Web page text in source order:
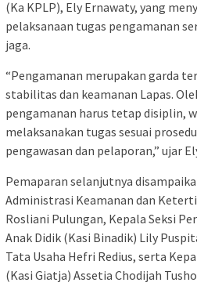
(Ka KPLP), Ely Ernawaty, yang
pelaksanaan tugas pengamanan
jaga.
“Pengamanan merupakan garda
stabilitas dan keamanan Lapas.
pengamanan harus tetap disiplin,
melaksanakan tugas sesuai
pengawasan dan pelaporan,” ujar
Pemaparan selanjutnya
Administrasi Keamanan dan
Rosliani Pulungan, Kepala Seksi
Anak Didik (Kasi Binadik) Lily
Tata Usaha Hefri Redius, serta
(Kasi Giatja) Assetia Chodijah